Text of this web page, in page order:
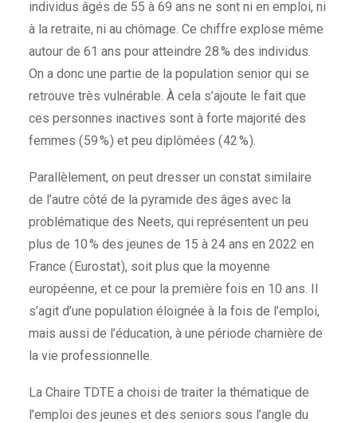
individus âgés de 55 à 69 ans ne sont ni en emploi, ni
à la retraite, ni au chômage. Ce chiffre explose même
autour de 61 ans pour atteindre 28 % des individus.
On a donc une partie de la population senior qui se
retrouve très vulnérable. À cela s’ajoute le fait que
ces personnes inactives sont à forte majorité des
femmes ( 59 % ) et peu diplômées ( 42 % ).
Parallèlement, on peut dresser un constat similaire
de l’autre côté de la pyramide des âges avec la
problématique des Neets, qui représentent un peu
plus de 10 % des jeunes de 15 à 24 ans en 2022 en
France ( Eurostat ), soit plus que la moyenne
européenne, et ce pour la première fois en 10 ans. Il
s’agit d’une population éloignée à la fois de l’emploi,
mais aussi de l’éducation, à une période charnière de
la vie professionnelle.
La Chaire TDTE a choisi de traiter la thématique de
l’emploi des jeunes et des seniors sous l’angle du